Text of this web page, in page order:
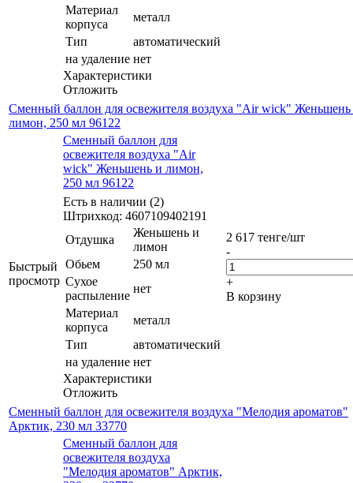
Материал
корпуса
металл
Тип
автоматический
на удаление нет
Характеристики
Отложить
Сменный баллон для освежителя воздуха "Air wick"
лимон, 250 мл 96122
Быстрый
просмотр
Сменный баллон для
освежителя воздуха "Air
wick" Женьшень и лимон,
250 мл 96122
Есть в наличии (2)
Штрихкод: 4607109402191
Отдушка
Женьшень и
лимон
Обьем
250 мл
Сухое
распыление
нет
Материал
корпуса
металл
Тип
автоматический
на удаление нет
Характеристики
Отложить
2 617 тенге/шт
-
+
В корзину
Сменный баллон для освежителя воздуха "Мелодия ароматов"
Арктик, 230 мл 33770
Сменный баллон для
освежителя воздуха
"Мелодия ароматов" Арктик,